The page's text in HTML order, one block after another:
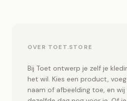
en kleurvast ✔ Verkrijgbaar in
bedrukken voor je bedrijf,
persoonlijk cadeau? Upload je
een uniek en professioneel resultaat.
bedrukken in Groningen Zoek je een betrouwbare
OVER TOET.STORE
Bij Toet ontwerp je zelf je
het wil. Kies een product,
naam of afbeelding toe, en wij